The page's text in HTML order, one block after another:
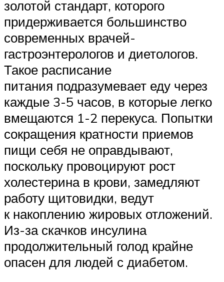
золотой стандарт, которого
придерживается большинство
современных врачей-
гастроэнтерологов и диетологов.
Такое расписание
питания подразумевает еду через
каждые 3-5 часов, в которые легко
вмещаются 1-2 перекуса. Попытки
сокращения кратности приемов
пищи себя не оправдывают,
поскольку провоцируют рост
холестерина в крови, замедляют
работу щитовидки, ведут
к накоплению жировых отложений.
Из-за скачков инсулина
продолжительный голод крайне
опасен для людей с диабетом.